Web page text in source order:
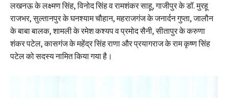
लखनऊ के लक्ष्मण सिंह, विनोद सिंह व रामशंकर साहू, गाजीपुर के डॉ. मुरहू
राजभर, सुल्तानपुर के घनश्याम चौहान, महराजगंज के जनार्दन गुप्ता, जालौन
के बाबा बालक, शामली के रमेश कश्यप व प्रमोद सैनी, सीतापुर के करुणा
शंकर पटेल, कासगंज के महेंद्र सिंह राणा और प्रयागराज के राम कृष्ण सिंह
पटेल को सदस्य नामित किया गया है।